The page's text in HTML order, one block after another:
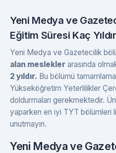
Yeni Medya ve
Eğitim Süresi Kaç
Yeni Medya ve Gazetecilik
alan meslekler arasında
2 yıldır. Bu bölümü
Yükseköğretim Yeterlilikler
doldurmaları gerekmektedir.
yaparken en iyi TYT bölümleri
unutmayın.
Yeni Medya ve